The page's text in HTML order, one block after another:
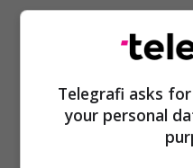
Aleanca Për Shqiptarët
Rezultatet E Zgjedhjeve -
Telegrafi asks
your personal